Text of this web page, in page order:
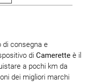
di consegna e
di Cameretteè il
a pochi km da
dei migliori marchi